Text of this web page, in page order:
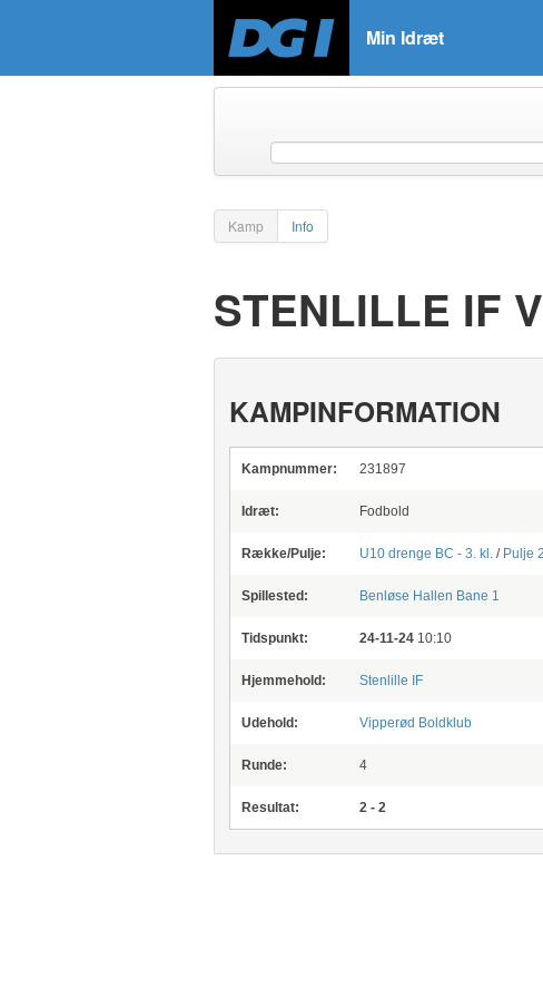
Min Idræt
Kamp Info
STENLILLE IF
KAMPINFORMATION
Kampnummer: 231897
Idræt: Fodbold
Række/Pulje: U10 drenge BC - 3. kl./ Pulje 2
Spillested: Benløse Hallen Bane 1
Tidspunkt: 24-11-24 10:10
Hjemmehold: Stenlille IF
Udehold: Vipperød Boldklub
Runde: 4
Resultat: 2 - 2